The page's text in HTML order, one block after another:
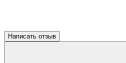
Написать отзыв